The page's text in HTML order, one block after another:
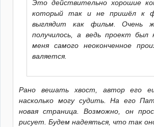
Это действительно хорошие
который так и не пришёл к
выглядит как фильм. Очень
получилось, а ведь проект был
меня самого неоконченное
валяется.
Рано вешать хвост, автор его
насколько могу судить. На его
новая страница. Возможно, он
рисует. Будем надеяться, что так